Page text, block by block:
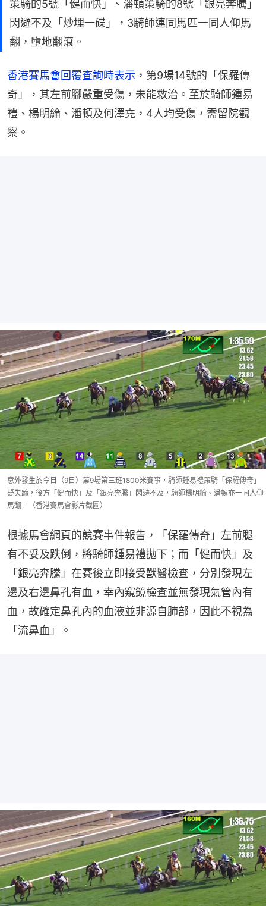
策騎的5號「健而快」、潘頓策騎的8號「銀亮奔騰」
閃避不及「炒埋一碟」，3騎師連同馬匹一同人仰馬
翻，墮地翻滾。
香港賽馬會回覆查詢時表示 ，第9場14號的「保羅傳
奇」，其左前腳嚴重受傷，未能救治。至於騎師鍾易
禮、楊明綸、潘頓及何澤堯，4人均受傷，需留院觀
察。
意外發生於今日（9日）第9場第三班1800米賽事，騎師鍾易禮策騎「保羅傳奇」
疑失蹄，後方「健而快」及「銀亮奔騰」閃避不及，騎師楊明綸、潘頓亦一同人仰
馬翻。（香港賽馬會影片截圖）
根據馬會網頁的競賽事件報告，「保羅傳奇」左前腿
有不妥及跌倒，將騎師鍾易禮拋下；而「健而快」及
「銀亮奔騰」在賽後立即接受獸醫檢查，分別發現左
邊及右邊鼻孔有血，幸內窺鏡檢查並無發現氣管內有
血，故確定鼻孔內的血液並非源自肺部，因此不視為
「流鼻血」。